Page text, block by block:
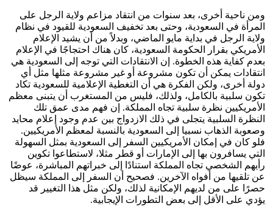
ومن ناحية أخرى، بعد سنوات من انتقاد مزاعم ولاية الرجل على
المرأة في السعودية، وحتى بعد تخفيف السعودية للقيود في نظام
ولاية الرجل في بداية مايو الماضي، وبدلاً من أن يشيد الإعلام
الأمريكي بقرار الحكومة السعودية، كان هناك احتجاجًا في الإعلام
بعدم كفاية هذه الخطوة. إن الانتقادات التي توجه إلى السعودية هي
انتقادات يمكن أن تكون مشروعة أو غير مشروعة مثلها مثل أي
دولة أخرى، ولكن الفكرة هي أن التغطية الإعلامية للسعودية تكاد
تكون سلبية بالكامل، ولذلك، فليس من المستغرب أن يتبنى معظم
الأمريكيين نظرة سلبية تجاه المملكة. إن فهم مدى عمق تلك
النظرة السلبية يتجلى في ذلك الازدواج بين عدم وجود إعلام محايد
وصعوبة الذهاب نسبيا إلى السعودية بالنسبة لمعظم الأمريكيين.
فلو كان في إمكان الأمريكيين السفر إلى السعودية بمثل السهولة
التي يسافرون بها إلى الإمارات أو قطر مثلا، لاستطاعوا تكوين
رأيهم الشخصي تجاه المملكة استنادًا إلى خبراتهم المباشرة، عوضًا
عن تلقيها من أفواه الآخرين. فصحيح أن السفر إلى المملكة سيظل
حصرًا على من لديهم الإمكانية لذلك، ولكن مثل هذا التغيير قد
يؤدي على الأقل إلى بعض التطورات الإيجابية.